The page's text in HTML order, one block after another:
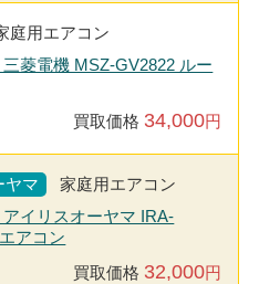
庭用エアコン
菱電機 MSZ-GV2822 ルー
買取価格 34,000円
ヤマ
家庭用エアコン
イリスオーヤマ IRA-
アコン
買取価格 32,000円